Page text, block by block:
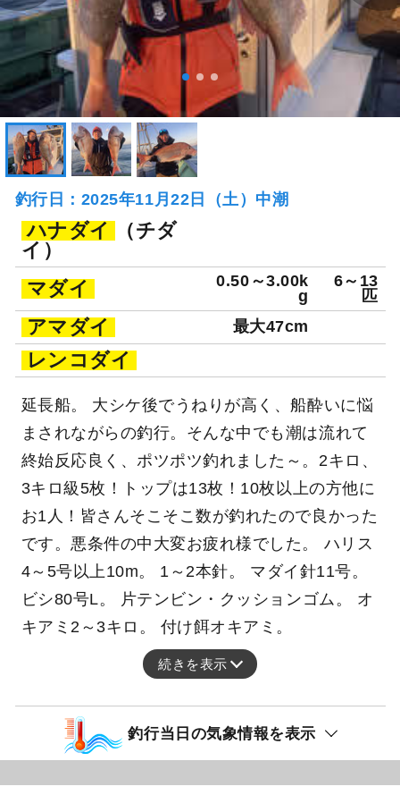
釣行日：2025年11月22日（土）中潮
ハナダイ
（チダ
イ）
マダイ
0.50～3.00k
g
6～13
匹
アマダイ 最大47cm
レンコダイ
延長船。 大シケ後でうねりが高く、船酔いに悩
まされながらの釣行。そんな中でも潮は流れて
終始反応良く、ポツポツ釣れました～。2キロ、
3キロ級5枚！トップは13枚！10枚以上の方他に
お1人！皆さんそこそこ数が釣れたので良かった
です。悪条件の中大変お疲れ様でした。 ハリス
4～5号以上10m。 1～2本針。 マダイ針11号。
ビシ80号L。 片テンビン・クッションゴム。 オ
キアミ2～3キロ。 付け餌オキアミ。
続きを表示
釣行当日の気象情報を表示